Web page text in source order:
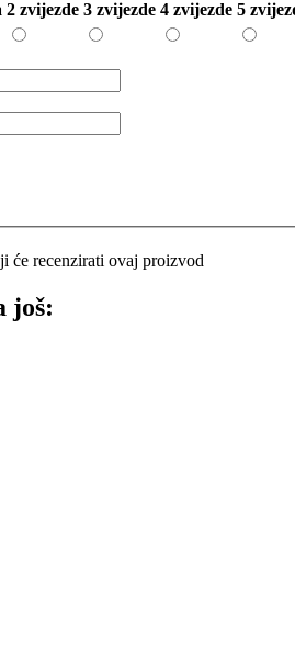
2 zvijezde 3 zvijezde 4 zvijezde 5
će recenzirati ovaj proizvod
još: